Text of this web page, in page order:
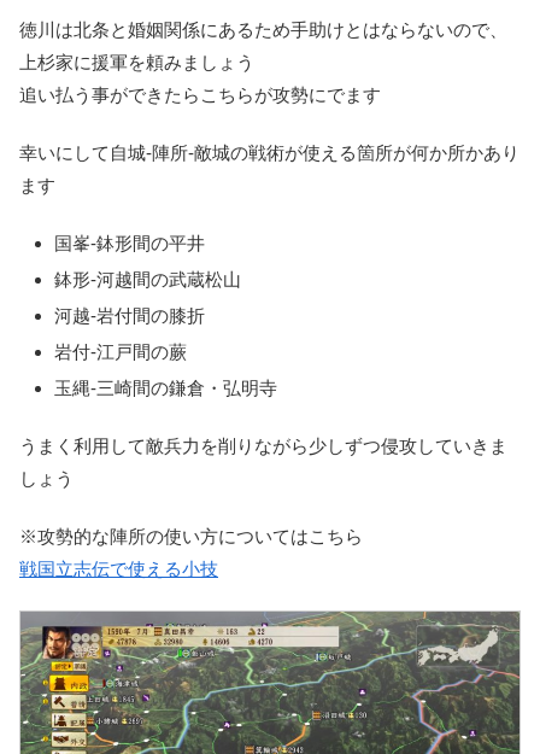
徳川は北条と婚姻関係にあるため手助けとはならないので、
上杉家に援軍を頼みましょう
追い払う事ができたらこちらが攻勢にでます
幸いにして自城-陣所-敵城の戦術が使える箇所が何か所かあり
ます
国峯-鉢形間の平井
鉢形-河越間の武蔵松山
河越-岩付間の膝折
岩付-江戸間の蕨
玉縄-三崎間の鎌倉・弘明寺
うまく利用して敵兵力を削りながら少しずつ侵攻していきま
しょう
※攻勢的な陣所の使い方についてはこちら
戦国立志伝で使える小技